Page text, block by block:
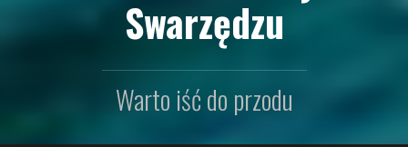
Swarzędzu
Warto iść do przodu